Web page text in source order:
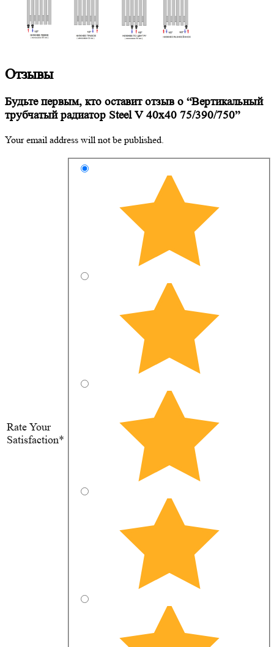
Отзывы
Будьте первым, кто оставит отзыв о “Вертикальный
трубчатый радиатор Steel V 40х40 75/390/750”
Your email address will not be published.
Rate Your
Satisfaction*